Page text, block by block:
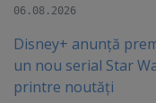
06.08.2026
Disney+ anunță
un nou serial Star
printre noutăți